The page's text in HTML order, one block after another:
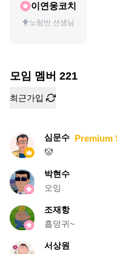
이연웅코치
🐥노랑반 선생님
모임 멤버 221
최근가입
심문수 Premium
🤡
박현수
오잉
조재항
흡덩귀~
서상원